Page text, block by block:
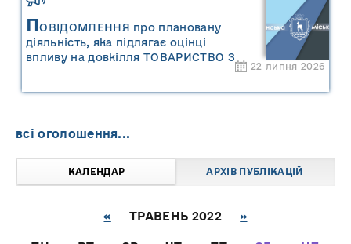
ПОВІДОМЛЕННЯ про плановану
діяльність, яка підлягає оцінці
впливу на довкілля ТОВАРИСТВО З
22 липня 2026
всі оголошення...
КАЛЕНДАР АРХІВ ПУБЛІКАЦІЙ
« ТРАВЕНЬ 2022 »